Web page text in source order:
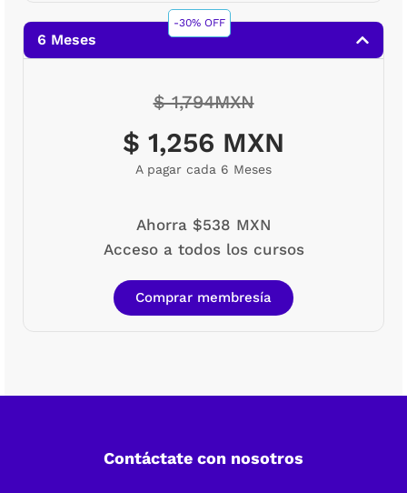
-30% OFF
6 Meses
$ 1,794MXN
$ 1,256 MXN
A pagar cada 6 Meses
Ahorra $538 MXN
Acceso a todos los cursos
Comprar membresía
Contáctate con nosotros